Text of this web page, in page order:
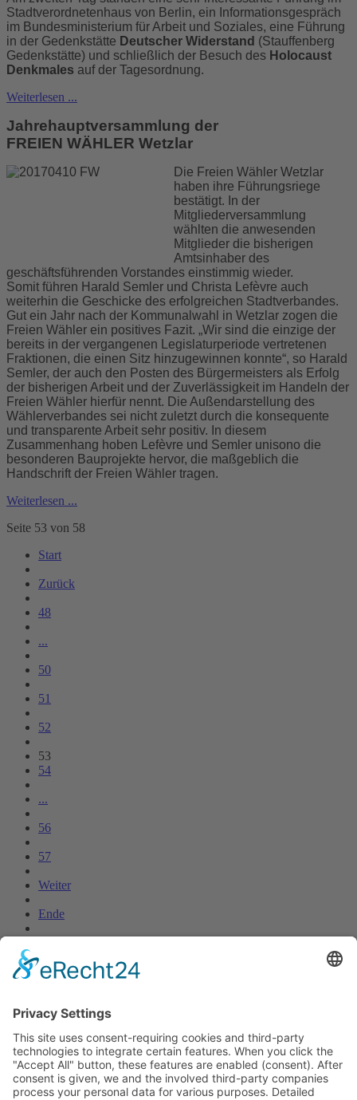
Stadtverordnetenhaus von Berlin, ein Informationsgespräch
im Bundesministerium für Arbeit und Soziales, eine Führung
in der Gedenkstätte Deutscher Widerstand (Stauffenberg
Gedenkstätte) und schließlich der Besuch des Holocaust
Denkmales auf der Tagesordnung.
Weiterlesen ...
Jahrehauptversammlung der
FREIEN WÄHLER Wetzlar
Die Freien Wähler Wetzlar
haben ihre Führungsriege
bestätigt. In der
Mitgliederversammlung
wählten die anwesenden
Mitglieder die bisherigen
Amtsinhaber des
geschäftsführenden Vorstandes einstimmig wieder.
Somit führen Harald Semler und Christa Lefèvre auch
weiterhin die Geschicke des erfolgreichen Stadtverbandes.
Gut ein Jahr nach der Kommunalwahl in Wetzlar zogen die
Freien Wähler ein positives Fazit. „Wir sind die einzige der
bereits in der vergangenen Legislaturperiode vertretenen
Fraktionen, die einen Sitz hinzugewinnen konnte“, so Harald
Semler, der auch den Posten des Bürgermeisters als Erfolg
der bisherigen Arbeit und der Zuverlässigkeit im Handeln der
Freien Wähler hierfür nennt. Die Außendarstellung des
Wählerverbandes sei nicht zuletzt durch die konsequente
und transparente Arbeit sehr positiv. In diesem
Zusammenhang hoben Lefèvre und Semler unisono die
besonderen Bauprojekte hervor, die maßgeblich die
Handschrift der Freien Wähler tragen.
Weiterlesen ...
Seite 53 von 58
Start
Zurück
48
...
50
51
52
53
54
...
56
57
Weiter
Ende
Online-Sprechstunde
Termine